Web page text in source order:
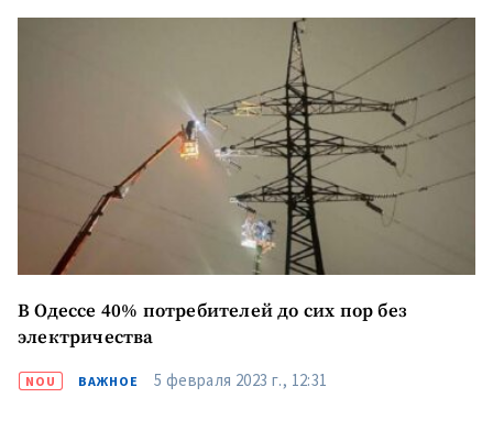
В Одессе 40% потребителей до сих пор без
электричества
NOU ВАЖНОЕ 5 февраля 2023 г., 12:31